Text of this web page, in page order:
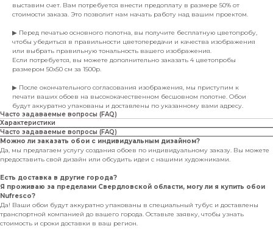
выставим счет. Вам потребуется внести предоплату в размере 50% от
стоимости заказа. Это позволит нам начать работу над вашим проектом.
▶ Перед печатью основного полотна, вы получите бесплатную цветопробу,
чтобы убедиться в правильности цветопередачи и качества изображения
или выбрать правильную тональность вашего изображения.
Если потребуется, вы можете дополнительно заказать 4 цветопробы
размером 50х50 см за 1500р.
▶ После окончательного согласования изображения, мы приступим к
печати ваших обоев на высококачественном бесшовном полотне. Обои
будут аккуратно упакованы и доставлены по указанному вами адресу.
Часто задаваемые вопросы (FAQ)
Характеристики
Часто задаваемые вопросы (FAQ)
Можно ли заказать обои с индивидуальным дизайном?
Да, мы предлагаем услугу создания обоев по индивидуальному заказу. Вы можете
предоставить свой дизайн или обсудить идеи с нашими художниками.
Есть доставка в другие города?
Я проживаю за пределами Свердловской области, могу ли я купить обои
Nufresco?
Да! Ваши обои будут аккуратно упакованы в специальный тубус и доставлены
транспортной компанией до вашего города. Оставьте заявку, чтобы узнать
стоимость и сроки доставки в ваш регион.